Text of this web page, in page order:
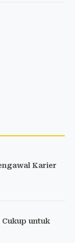
Karier
Cukup untuk